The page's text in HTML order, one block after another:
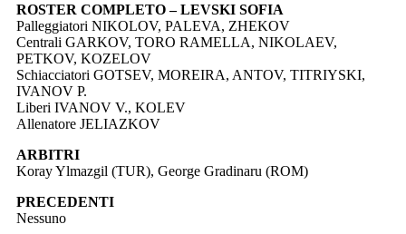
ROSTER COMPLETO – LEVSKI SOFIA
Palleggiatori NIKOLOV, PALEVA, ZHEKOV
Centrali GARKOV, TORO RAMELLA, NIKOLAEV,
PETKOV, KOZELOV
Schiacciatori GOTSEV, MOREIRA, ANTOV, TITRIYSKI,
IVANOV P.
Liberi IVANOV V., KOLEV
Allenatore JELIAZKOV
ARBITRI
Koray Ylmazgil (TUR), George Gradinaru (ROM)
PRECEDENTI
Nessuno